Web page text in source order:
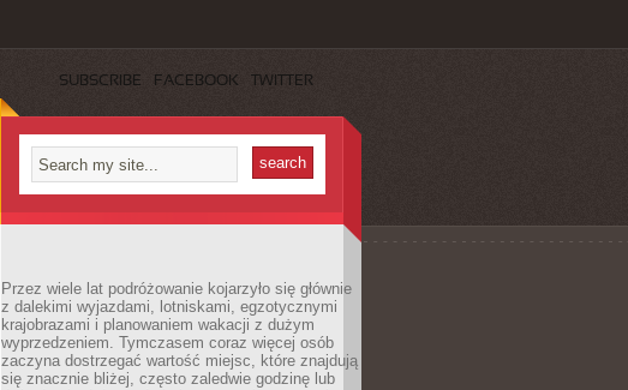
SUBSCRIBE FACEBOOK TWITTER
Przez wiele lat podróżowanie kojarzyło się głównie
z dalekimi wyjazdami, lotniskami, egzotycznymi
krajobrazami i planowaniem wakacji z dużym
wyprzedzeniem. Tymczasem coraz więcej osób
zaczyna dostrzegać wartość miejsc, które znajdują
się znacznie bliżej, często zaledwie godzinę lub